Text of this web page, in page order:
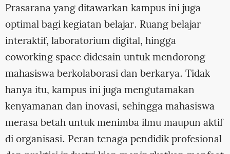
Prasarana yang ditawarkan kampus ini juga
optimal bagi kegiatan belajar. Ruang belajar
interaktif, laboratorium digital, hingga
coworking space didesain untuk mendorong
mahasiswa berkolaborasi dan berkarya. Tidak
hanya itu, kampus ini juga mengutamakan
kenyamanan dan inovasi, sehingga mahasiswa
merasa betah untuk menimba ilmu maupun aktif
di organisasi. Peran tenaga pendidik profesional